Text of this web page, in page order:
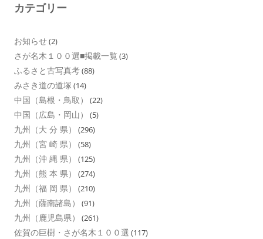
カテゴリー
お知らせ(2)
さが名木１００選■掲載一覧 (3)
ふるさと古写真考(88)
みさき道の道塚 (14)
中国（島根・鳥取） (22)
中国（広島・岡山） (5)
九州（大 分 県） (296)
九州（宮 崎 県） (58)
九州（沖 縄 県） (125)
九州（熊 本 県） (274)
九州（福 岡 県） (210)
九州（薩南諸島） (91)
九州（鹿児島県） (261)
佐賀の巨樹・さが名木１００選 (117)